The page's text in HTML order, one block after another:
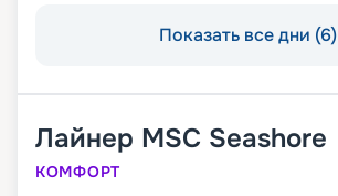
Показать все дни (6)
Лайнер MSC Seashore
КОМФОРТ